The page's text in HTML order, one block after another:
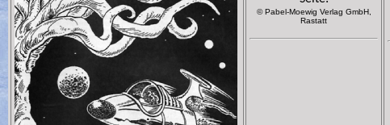
© Pabel-Moewig Verlag GmbH,
Rastatt